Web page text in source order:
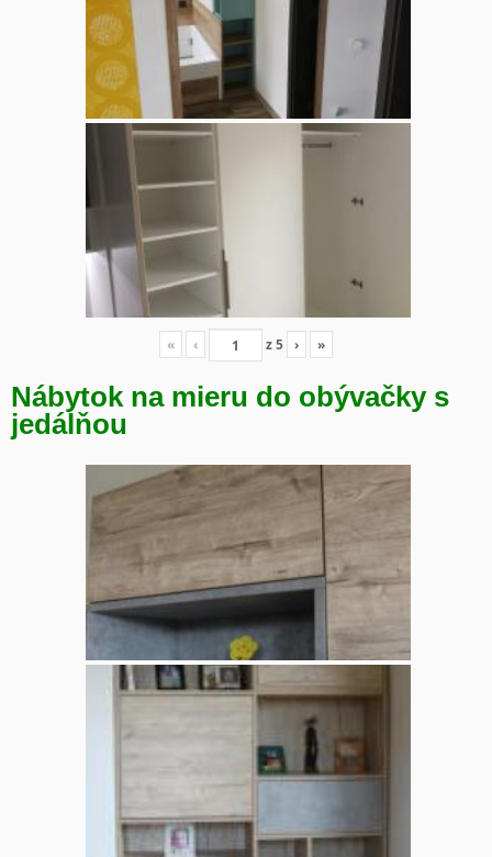
« ‹ z5 › »
Nábytok na mieru do obývačky s
jedálňou